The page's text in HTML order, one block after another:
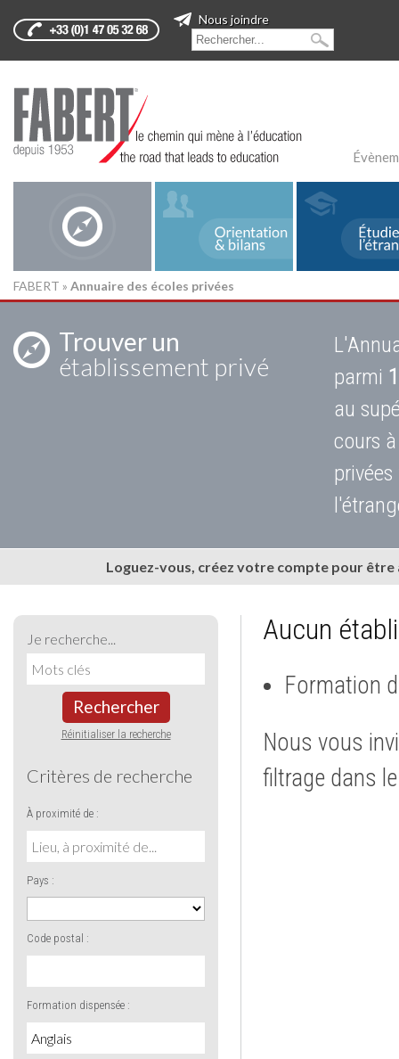
Nous joindre
FABERT » Annuaire des écoles privées
Trouver un
établissement privé
parmi
au
cours
Loguez-vous, créez votre compte pour
Je recherche...
Rechercher
Réinitialiser la recherche
Critères de recherche
À proximité de :
Pays :
Code postal :
Formation dispensée :
Aucun
Formation
Nous vous
filtrage dans